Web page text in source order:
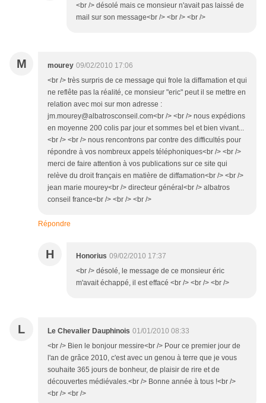
<br /> désolé mais ce monsieur n'avait pas laissé de
mail sur son message<br /> <br /> <br />
M mourey 09/02/2010 17:06
<br /> très surpris de ce message qui frole la diffamation et qui
ne reflête pas la réalité, ce monsieur "eric" peut il se mettre en
relation avec moi sur mon adresse :
jm.mourey@albatrosconseil.com<br /> <br /> nous expédions
en moyenne 200 colis par jour et sommes bel et bien vivant...
<br /> <br /> nous rencontrons par contre des difficultés pour
répondre à vos nombreux appels téléphoniques<br /> <br />
merci de faire attention à vos publications sur ce site qui
relève du droit français en matière de diffamation<br /> <br />
jean marie mourey<br /> directeur général<br /> albatros
conseil france<br /> <br /> <br />
Répondre
H Honorius 09/02/2010 17:37
<br /> désolé, le message de ce monsieur éric
m'avait échappé, il est effacé <br /> <br /> <br />
L Le Chevalier Dauphinois 01/01/2010 08:33
<br /> Bien le bonjour messire<br /> Pour ce premier jour de
l'an de grâce 2010, c'est avec un genou à terre que je vous
souhaite 365 jours de bonheur, de plaisir de rire et de
découvertes médiévales.<br /> Bonne année à tous !<br />
<br /> <br />